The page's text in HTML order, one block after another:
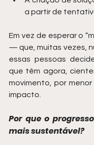
a partir de
Em vez de esperar o
— que, muitas vezes,
essas pessoas
que têm agora,
movimento, por
impacto.
Por que o
mais sustentável?